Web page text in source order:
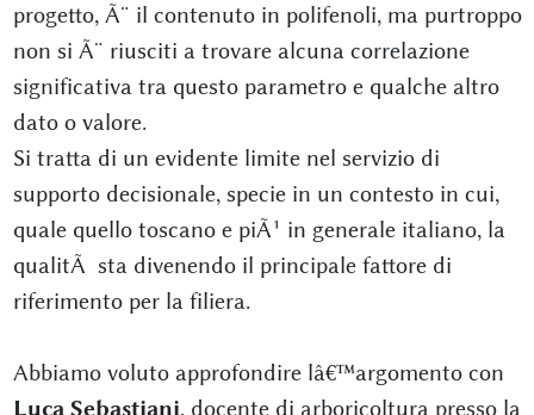
progetto, Ã¨ il contenuto in polifenoli, ma purtroppo
non si Ã¨ riusciti a trovare alcuna correlazione
significativa tra questo parametro e qualche altro
dato o valore.
Si tratta di un evidente limite nel servizio di
supporto decisionale, specie in un contesto in cui,
quale quello toscano e piÃ¹ in generale italiano, la
qualitÃ sta divenendo il principale fattore di
riferimento per la filiera.
Abbiamo voluto approfondire lâ€™argomento con
Luca Sebastiani, docente di arboricoltura presso la